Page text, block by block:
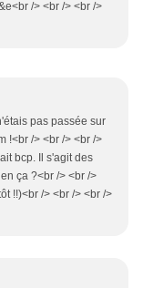
/> <br /> <br />
pas passée sur
!<br /> <br /> <br />
bcp. Il s'agit des
ça ?<br /> <br />
!!)<br /> <br /> <br />